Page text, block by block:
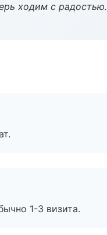
ходим с радостью.
1-3 визита.